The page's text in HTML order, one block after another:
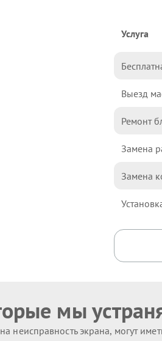
Услуга
Выезд
Ремонт
Замена
Замена
мы
неисправность экрана, могут